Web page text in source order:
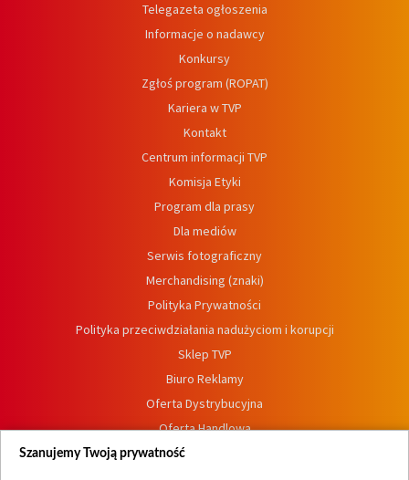
Telegazeta ogłoszenia
Informacje o nadawcy
Konkursy
Zgłoś program (ROPAT)
Kariera w TVP
Kontakt
Centrum informacji TVP
Komisja Etyki
Program dla prasy
Dla mediów
Serwis fotograficzny
Merchandising (znaki)
Polityka Prywatności
Polityka przeciwdziałania nadużyciom i korupcji
Sklep TVP
Biuro Reklamy
Oferta Dystrybucyjna
Oferta Handlowa
Dostępność
Szanujemy Twoją prywatność